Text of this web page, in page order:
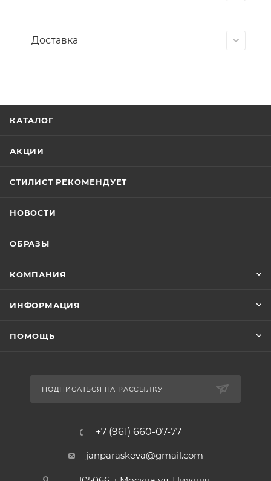
Доставка
КАТАЛОГ
АКЦИИ
СТИЛИСТ РЕКОМЕНДУЕТ
НОВОСТИ
ОБРАЗЫ
КОМПАНИЯ
ИНФОРМАЦИЯ
ПОМОЩЬ
ПОДПИСАТЬСЯ НА РАССЫЛКУ
+7 (961) 660-07-77
janparaskeva@gmail.com